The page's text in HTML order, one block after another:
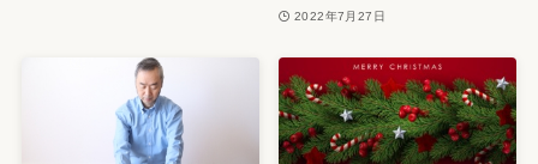
2022年7月27日